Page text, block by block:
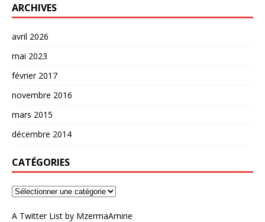
ARCHIVES
avril 2026
mai 2023
février 2017
novembre 2016
mars 2015
décembre 2014
CATÉGORIES
A Twitter List by MzermaAmine